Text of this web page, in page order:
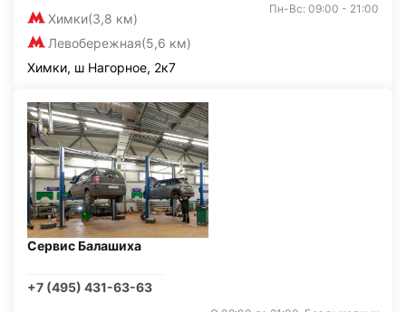
Химки(3,8 км)
Левобережная(5,6 км)
Пн-Вс: 09:00 - 21:00
Химки, ш Нагорное, 2к7
Сервис Балашиха
+7 (495) 431-63-63